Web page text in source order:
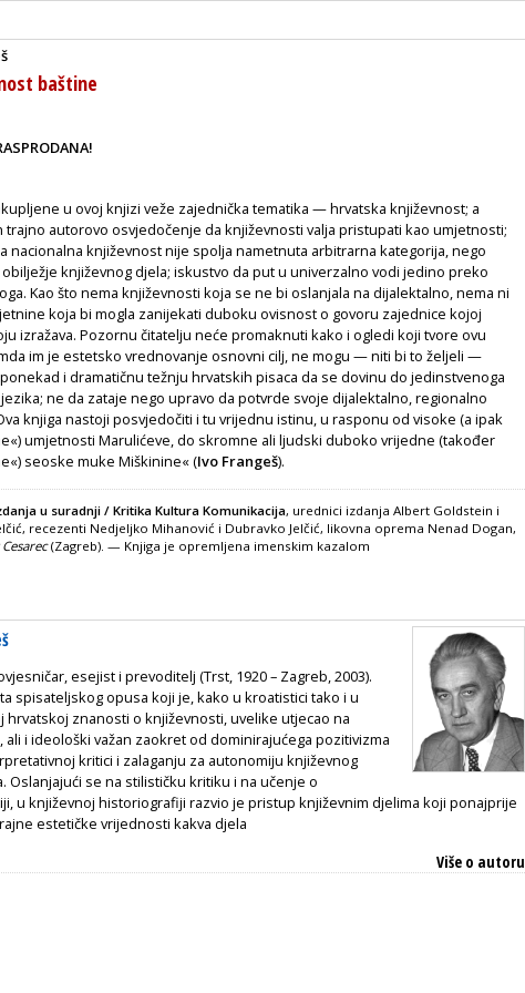
baštine
u ovoj knjizi veže zajednička te­matika — hrvatska književnost; a
trajno au­torovo osvjedočenje da književnosti valja pristupati kao umjetnosti;
nacionalna književnost nije spolja nametnuta arbitrarna kategorija, nego
književnog djela; iskustvo da put u univerzalno vodi jedino preko
Kao što nema književnosti koja se ne bi oslanjala na dijalektalno, nema ni
koja bi mogla zanijekati duboku ovisnost o go­voru zajednice kojoj
izražava. Pozornu čita­telju neće promaknuti kako i ogledi koji tvore ovu
im je estetsko vrednovanje osnovni cilj, ne mogu — niti bi to željeli —
i dramatičnu težnju hrvatskih pisaca da se dovinu do jedinstvenoga
ne da zataje nego upravo da potvrde svoje dijalektalno, regionalno
knjiga nastoji posvjedočiti i tu vrijednu istinu, u rasponu od visoke (a ipak
umjetnosti Marulićeve, do skromne ali ljudski duboko vrijedne (također
seoske muke Miškinine« (Ivo Frangeš).
u suradnji / Kritika Kultura Komunikacija, urednici izdanja Albert Goldstein i
recezenti Nedjeljko Mihanović i Dubravko Jelčić, likovna oprema Nenad Dogan,
(Zagreb). — Knjiga je opremljena imenskim kazalom
esejist i prevoditelj (Trst, 1920 – Zagreb, 2003).
spisateljskog opusa koji je, kako u kroatistici tako i u
hrvatskoj znanosti o književnosti, uvelike utjecao na
ali i ideološki važan zaokret od dominirajućega pozitivizma
kritici i zalaganju za autonomiju književnog
Oslanjajući se na stilističku kritiku i na učenje o
u književnoj historiografiji razvio je pristup književnim djelima koji ponajprije
estetičke vrijednosti kakva djela
Više o autoru